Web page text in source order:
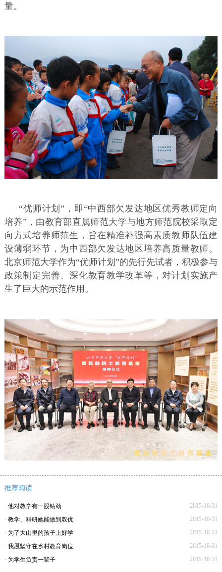
量。
“优师计划”，即“中西部欠发达地区优秀教师定向
培养”，由教育部直属师范大学与地方师范院校采取定
向方式培养师范生，旨在精准补强高素质教师队伍建
设薄弱环节，为中西部欠发达地区培养高质量教师。
北京师范大学作为“优师计划”的先行先试者，积极参与
政策制定完善、深化教育教学改革等，对计划实施产
生了巨大的示范作用。
推荐阅读
2015-10-31
· 他对教学有一股钻劲
2015-10-31
· 教学、科研她能做到双优
2015-10-31
· 为了大山里的孩子上好学
2015-10-31
· 我愿坚守在乡村教育岗位
2015-10-31
· 为学生负责一辈子